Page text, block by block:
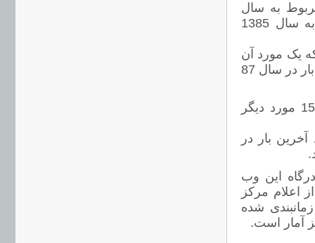
آنها مربوط به سال
1385 هستند. بخش معدن نیز 34 عنوان دارد که همگی مربوط به سال 1385
است که یک مورد آن
غیر قابل استفاده.1 مورد مربوط به سسال 1385، یک مورد آحخرین بار در سال 87
در فصل هزینه و درآمد خانوار 1 عنوان مربوط به سال 1383 و 15 مورد دیگر
مورد غیر قابل استفاده است، 10 مورد آخرین بار در
این وب
اعلام مرکز
شده
آمار است.